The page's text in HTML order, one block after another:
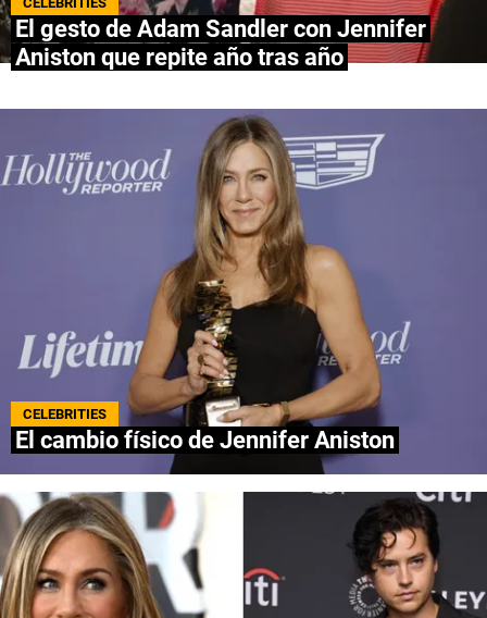
NETFLIX
MÚSICA
INFLUENCERS
SPOILER US
QUIENES SOMOS STAFF
Escribe en Spoiler
El gesto de Adam Sandler con Jennifer
Aniston que repite año tras año
CELEBRITIES
El cambio físico de Jennifer Aniston